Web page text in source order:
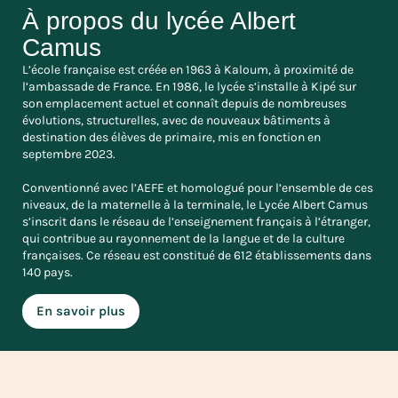
À propos du lycée Albert
Camus
L’école française est créée en 1963 à Kaloum, à proximité de
l’ambassade de France. En 1986, le lycée s’installe à Kipé sur
son emplacement actuel et connaît depuis de nombreuses
évolutions, structurelles, avec de nouveaux bâtiments à
destination des élèves de primaire, mis en fonction en
septembre 2023.
Conventionné avec l’AEFE et homologué pour l’ensemble de ces
niveaux, de la maternelle à la terminale, le Lycée Albert Camus
s’inscrit dans le réseau de l’enseignement français à l’étranger,
qui contribue au rayonnement de la langue et de la culture
françaises. Ce réseau est constitué de 612 établissements dans
140 pays.
En savoir plus